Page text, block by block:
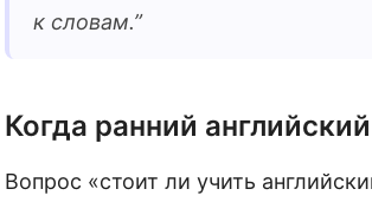
к словам.”
Когда ранний
Вопрос «стоит ли учить